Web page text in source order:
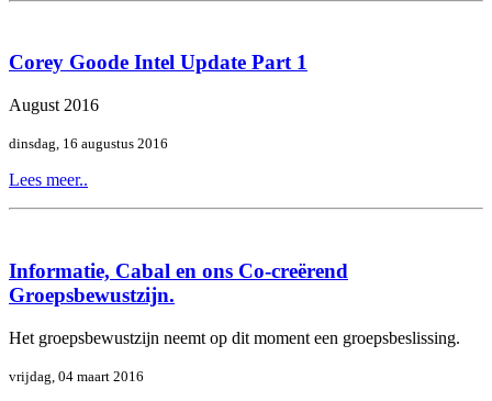
Corey Goode Intel Update Part 1
August 2016
dinsdag, 16 augustus 2016
Lees meer..
Informatie, Cabal en ons Co-creërend
Groepsbewustzijn.
Het groepsbewustzijn neemt op dit moment een groepsbeslissing.
vrijdag, 04 maart 2016